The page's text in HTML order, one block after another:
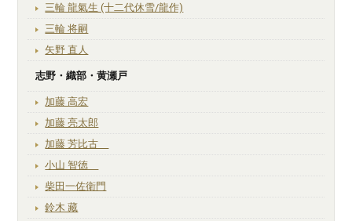
三輪 龍氣生 (十二代休雪/龍作)
三輪 将嗣
矢野 直人
志野・織部・黄瀬戸
加藤 高宏
加藤 亮太郎
加藤 芳比古
小山 智徳
柴田一佐衛門
鈴木 藏